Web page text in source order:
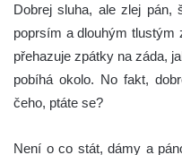
Dobrej sluha, ale zlej
poprsím a dlouhým tlustým
přehazuje zpátky na záda,
pobíhá okolo. No fakt,
čeho, ptáte se?
Není o co stát, dámy a